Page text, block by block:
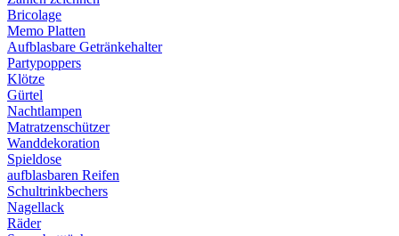
Bricolage
Memo Platten
Aufblasbare Getränkehalter
Partypoppers
Klötze
Gürtel
Nachtlampen
Matratzenschützer
Wanddekoration
Spieldose
aufblasbaren Reifen
Schultrinkbechers
Nagellack
Räder